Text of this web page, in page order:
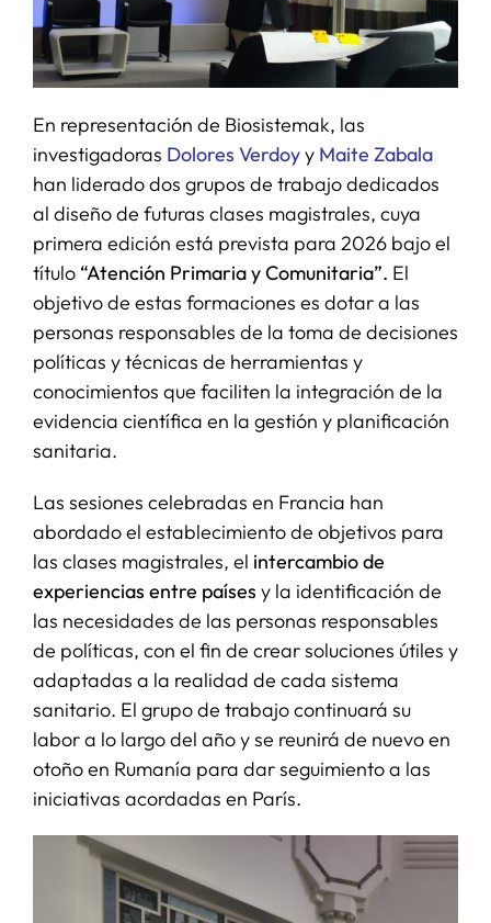
En representación de Biosistemak, las
investigadoras Dolores Verdoyy Maite Zabala
han liderado dos grupos de trabajo dedicados
al diseño de futuras clases magistrales, cuya
primera edición está prevista para 2026 bajo el
título “Atención Primaria y Comunitaria”. El
objetivo de estas formaciones es dotar a las
personas responsables de la toma de decisiones
políticas y técnicas de herramientas y
conocimientos que faciliten la integración de la
evidencia científica en la gestión y planificación
sanitaria.
Las sesiones celebradas en Francia han
abordado el establecimiento de objetivos para
las clases magistrales, el intercambio de
experiencias entre países y la identificación de
las necesidades de las personas responsables
de políticas, con el fin de crear soluciones útiles y
adaptadas a la realidad de cada sistema
sanitario. El grupo de trabajo continuará su
labor a lo largo del año y se reunirá de nuevo en
otoño en Rumanía para dar seguimiento a las
iniciativas acordadas en París.